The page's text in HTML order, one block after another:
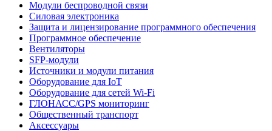
Модули беспроводной связи
Силовая электроника
Защита и лицензирование программного обеспечения
Программное обеспечение
Вентиляторы
SFP-модули
Источники и модули питания
Оборудование для IoT
Оборудование для сетей Wi-Fi
ГЛОНАСС/GPS мониторинг
Общественный транспорт
Аксессуары